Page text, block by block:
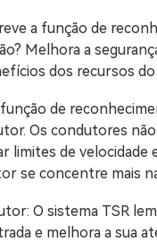
a função de
Melhora a
dos recursos do
de
Os condutores
limites de
se concentre mais
O sistema TSR
e melhora a sua